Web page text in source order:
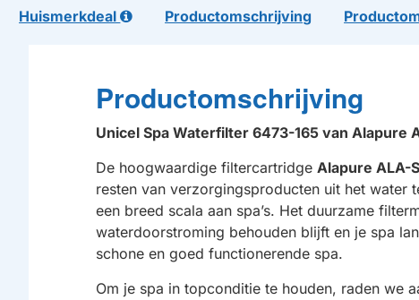
Huismerkdeal Productomschrijving
Productomschrijving
Unicel Spa Waterfilter 6473-165 van Alapure
De hoogwaardige filtercartridge Alapure ALA-
resten van verzorgingsproducten uit het
een breed scala aan spa’s. Het duurzame
waterdoorstroming behouden blijft en je spa
schone en goed functionerende spa.
Om je spa in topconditie te houden, raden we